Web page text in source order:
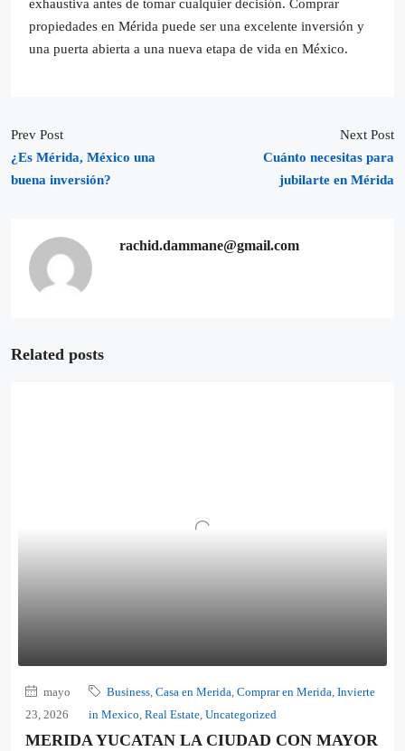
exhaustiva antes de tomar cualquier decisión. Comprar
propiedades en Mérida puede ser una excelente inversión y
una puerta abierta a una nueva etapa de vida en México.
Prev Post
¿Es Mérida, México una
buena inversión?
Next Post
Cuánto necesitas para
jubilarte en Mérida
rachid.dammane@gmail.com
Related posts
mayo
23, 2026
Business, Casa en Merida Comprar en Merida Invierte
in Mexico Real Estate, Uncategorized
MERIDA YUCATAN LA CIUDAD CON MAYOR